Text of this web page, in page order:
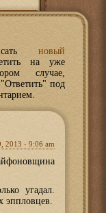
новый
на уже
случае,
под
2013 - 9:06 am
угадал.
эппловцев.